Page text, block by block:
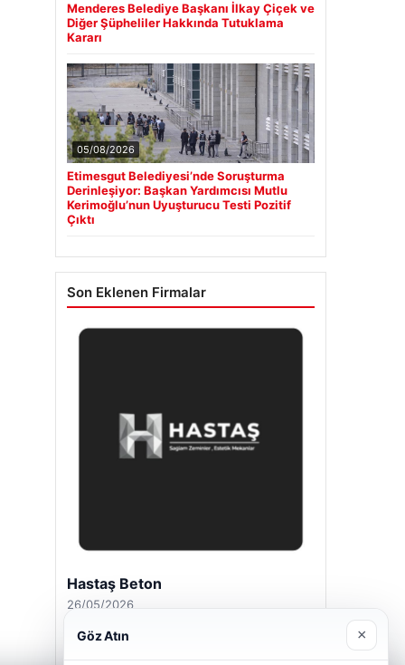
Menderes Belediye Başkanı İlkay Çiçek ve
Diğer Şüpheliler Hakkında Tutuklama
Kararı
05/08/2026
Etimesgut Belediyesi’nde Soruşturma
Derinleşiyor: Başkan Yardımcısı Mutlu
Kerimoğlu’nun Uyuşturucu Testi Pozitif
Çıktı
Son Eklenen Firmalar
Hastaş Beton
26/05/2026
Göz Atın ×